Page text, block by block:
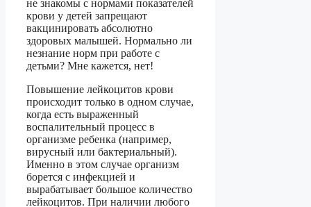
не знакомы с нормами показателей
крови у детей запрещают
вакцинировать абсолютно
здоровых малышей. Нормально ли
незнание норм при работе с
детьми? Мне кажется, нет!
Повышение лейкоцитов крови
происходит только в одном случае,
когда есть выраженный
воспалительный процесс в
организме ребенка (например,
вирусный или бактериальный).
Именно в этом случае организм
борется с инфекцией и
вырабатывает большое количество
лейкоцитов. При наличии любого